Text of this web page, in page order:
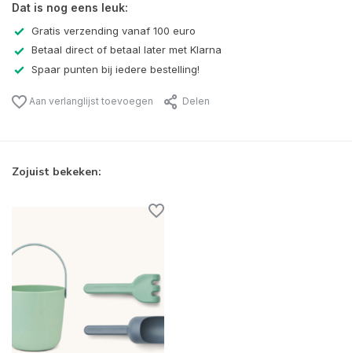
Dat is nog eens leuk:
Gratis verzending vanaf 100 euro
Betaal direct of betaal later met Klarna
Spaar punten bij iedere bestelling!
Aan verlanglijst toevoegen Delen
Zojuist bekeken: